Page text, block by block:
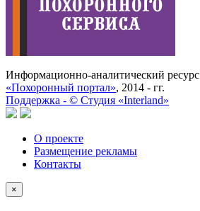
Информационно-аналитический ресурс
«Похоронный портал», 2014 - гг.
Поддержка - © Cтудия «Interland»
О проекте
Размещение рекламы
Контакты
×